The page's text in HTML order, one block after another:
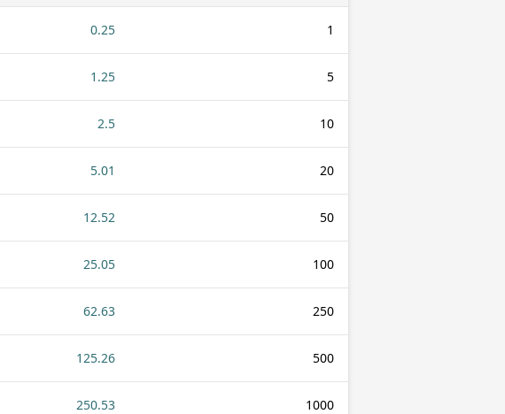
1
0.25
5
1.25
10
2.5
20
5.01
50
12.52
100
25.05
250
62.63
500
125.26
1000
250.53